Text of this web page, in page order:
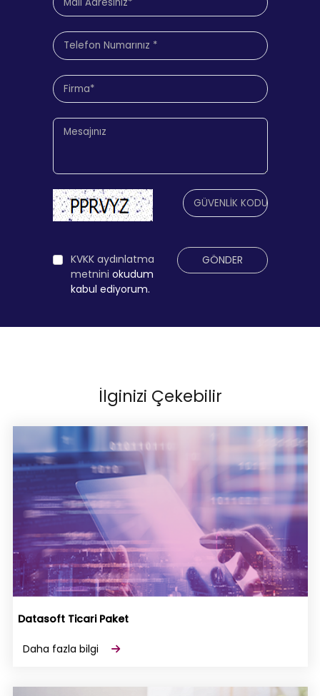
KVKK aydınlatma
metnini okudum
kabul ediyorum.
GÖNDER
İlginizi Çekebilir
Datasoft Ticari Paket
Daha fazla bilgi